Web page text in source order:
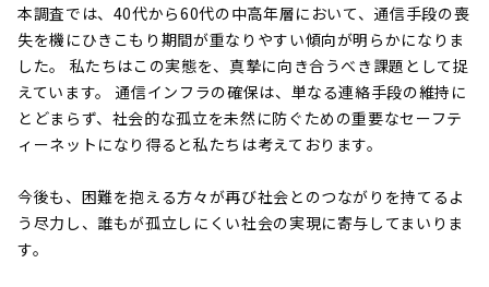
本調査では、40代から60代の中高年層において、通信手段の喪
失を機にひきこもり期間が重なりやすい傾向が明らかになりま
した。 私たちはこの実態を、真摯に向き合うべき課題として捉
えています。 通信インフラの確保は、単なる連絡手段の維持に
とどまらず、社会的な孤立を未然に防ぐための重要なセーフテ
ィーネットになり得ると私たちは考えております。
今後も、困難を抱える方々が再び社会とのつながりを持てるよ
う尽力し、誰もが孤立しにくい社会の実現に寄与してまいりま
す。